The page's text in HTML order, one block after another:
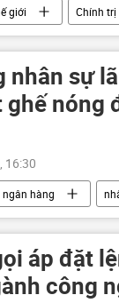
giới Chính trị
nhân sự
ghế nóng
16:30
ngân hàng
áp đặt
công